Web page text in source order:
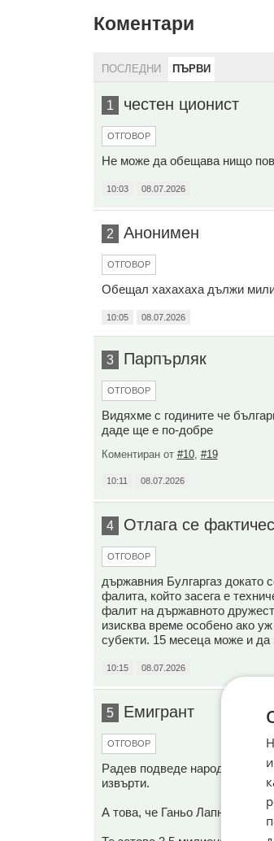
Коментари
ПОСЛЕДНИ ПЪРВИ
1 честен ционист
ОТГОВОР
Не може да обещава нищо
10:03 08.07.2026
2 Анонимен
ОТГОВОР
Обещал хахахаха дължи
10:05 08.07.2026
3 Парпърляк
ОТГОВОР
Видяхме с годините че
даде ще е по-добре
Коментиран от #10, #19
10:11 08.07.2026
4 Отлага се
ОТГОВОР
държавния Булгаргаз докато
фалита, който засега е
фалит на държавното
изисква време особено ако
субекти. 15 месеца може и да
10:15 08.07.2026
5 Емигрант
ОТГОВОР
Радев подведе народа, като
извърти.
А това, че Ганьо